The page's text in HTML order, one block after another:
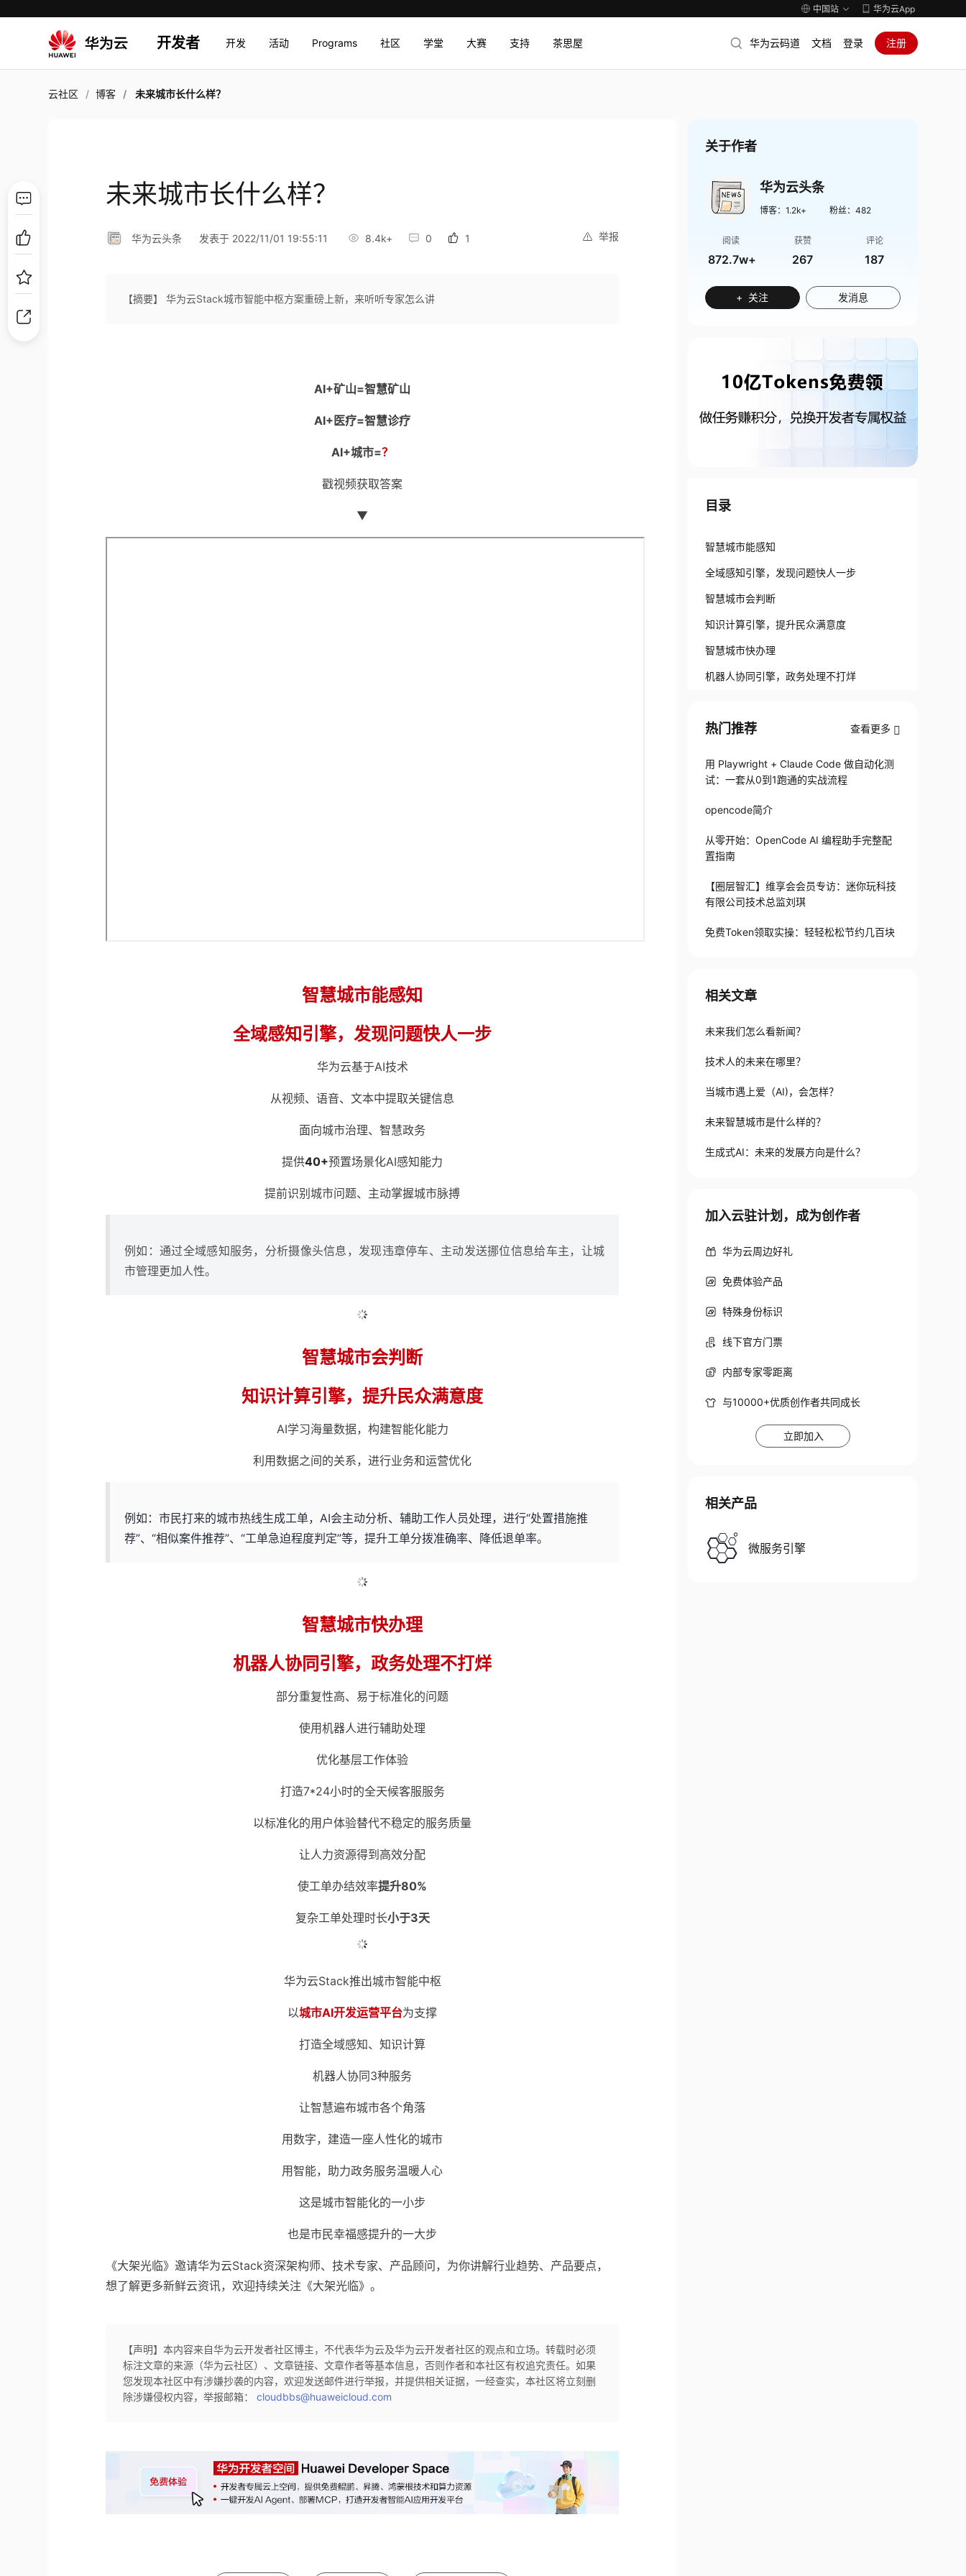
中国站 华为云App
开发者 开发 活动 Programs 社区 学堂 大赛 支持 茶思屋 华为云码道 文档 登录 注册
云社区 博客 未来城市长什么样？
未来城市长什么样？
举报
华为云头条 发表于 2022/11/01 19:55:11 8.4k+ 0 1
【摘要】 华为云Stack城市智能中枢方案重磅上新，来听听专家怎么讲
AI+矿山=智慧矿山
AI+医疗=智慧诊疗
AI+城市=？
戳视频获取答案
▼
智慧城市能感知
全域感知引擎，发现问题快人一步
华为云基于AI技术
从视频、语音、文本中提取关键信息
面向城市治理、智慧政务
提供40+预置场景化AI感知能力
提前识别城市问题、主动掌握城市脉搏
例如：通过全域感知服务，分析摄像头信息，发现违章停车、主动发送挪位信息给车主，让城
市管理更加人性。
智慧城市会判断
知识计算引擎，提升民众满意度
AI学习海量数据，构建智能化能力
利用数据之间的关系，进行业务和运营优化
例如：市民打来的城市热线生成工单，AI会主动分析、辅助工作人员处理，进行“处置措施推
荐”、“相似案件推荐”、“工单急迫程度判定”等，提升工单分拨准确率、降低退单率。
智慧城市快办理
机器人协同引擎，政务处理不打烊
部分重复性高、易于标准化的问题
使用机器人进行辅助处理
优化基层工作体验
打造7*24小时的全天候客服服务
以标准化的用户体验替代不稳定的服务质量
让人力资源得到高效分配
使工单办结效率提升80%
复杂工单处理时长小于3天
华为云Stack推出城市智能中枢
以城市AI开发运营平台为支撑
打造全域感知、知识计算
机器人协同3种服务
让智慧遍布城市各个角落
用数字，建造一座人性化的城市
用智能，助力政务服务温暖人心
这是城市智能化的一小步
也是市民幸福感提升的一大步
《大架光临》邀请华为云Stack资深架构师、技术专家、产品顾问，为你讲解行业趋势、产品要点，
想了解更多新鲜云资讯，欢迎持续关注《大架光临》。
【声明】本内容来自华为云开发者社区博主，不代表华为云及华为云开发者社区的观点和立场。转载时必须
标注文章的来源（华为云社区）、文章链接、文章作者等基本信息，否则作者和本社区有权追究责任。如果
您发现本社区中有涉嫌抄袭的内容，欢迎发送邮件进行举报，并提供相关证据，一经查实，本社区将立刻删
除涉嫌侵权内容，举报邮箱：cloudbbs@huaweicloud.com
关于作者
华为云头条
博客： 1.2k+ 粉丝： 482
阅读
872.7w+
获赞
267
评论
187
+ 关注 发消息
目录
智慧城市能感知
全域感知引擎，发现问题快人一步
智慧城市会判断
知识计算引擎，提升民众满意度
智慧城市快办理
机器人协同引擎，政务处理不打烊
热门推荐 查看更多
用 Playwright + Claude Code 做自动化测
试：一套从0到1跑通的实战流程
opencode简介
从零开始：OpenCode AI 编程助手完整配
置指南
【圈层智汇】维享会会员专访：迷你玩科技
有限公司技术总监刘琪
免费Token领取实操：轻轻松松节约几百块
相关文章
未来我们怎么看新闻？
技术人的未来在哪里？
当城市遇上爱（AI)，会怎样？
未来智慧城市是什么样的？
生成式AI：未来的发展方向是什么？
加入云驻计划，成为创作者
华为云周边好礼
免费体验产品
特殊身份标识
线下官方门票
内部专家零距离
与10000+优质创作者共同成长
立即加入
相关产品
微服务引擎